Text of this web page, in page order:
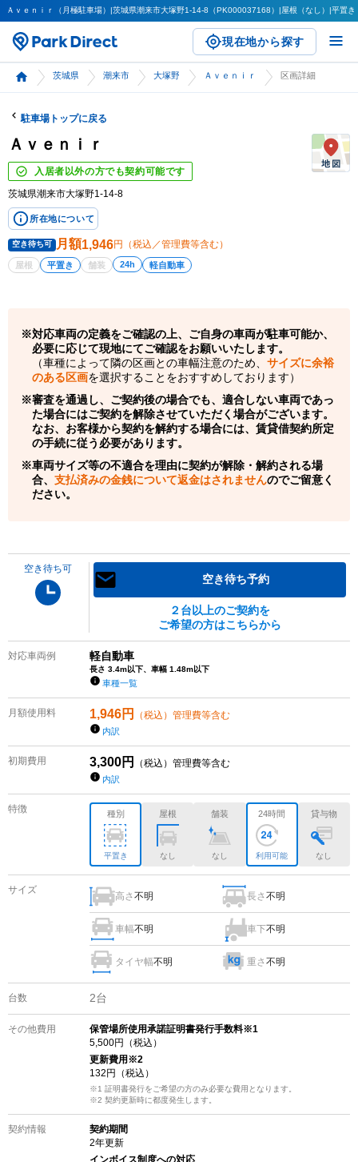
Ａｖｅｎｉｒ（月極駐車場）|茨城県潮来市大塚野1-14-8（PK000037168）|屋根（なし）|平置
現在地から探す
茨城県 潮来市 大塚野 Ａｖｅｎｉｒ 区画詳細
駐車場トップに戻る
Ａｖｅｎｉｒ
入居者以外の方でも契約可能です
茨城県潮来市大塚野1-14-8
所在地について
空き待ち可 月額1,946円（税込／管理費等含む）
屋根 平置き 舗装 24h 軽自動車
対応車両の定義をご確認の上、ご自身の車両が駐車可能か、
必要に応じて現地にてご確認をお願いいたします。
（車種によって隣の区画との車幅注意のため、 サイズに余裕
のある区画を選択することをおすすめしております）
審査を通過し、ご契約後の場合でも、適合しない車両であっ
た場合にはご契約を解除させていただく場合がございます。
なお、お客様から契約を解約する場合には、賃貸借契約所定
の手続に従う必要があります。
車両サイズ等の不適合を理由に契約が解除・解約される場
合、 支払済みの金銭について返金はされませんのでご留意く
ださい。
空き待ち可
空き待ち予約
２台以上のご契約を
ご希望の方はこちらから
対応車両例 軽自動車
長さ 3.4m以下、車幅 1.48m以下
車種一覧
月額使用料 1,946円 （税込）管理費等含む
内訳
初期費用 3,300円 （税込）管理費等含む
内訳
特徴 種別
平置き
屋根
なし
舗装
なし
24時間
利用可能
貸与物
なし
サイズ
高さ不明 長さ不明
車幅不明 車下不明
タイヤ幅不明 重さ不明
台数 2台
その他費用
保管場所使用承諾証明書発行手数料※1
5,500円（税込）
更新費用 ※2
132 円（税込）
※1 証明書発行をご希望の方のみ必要な費用となります。
※2 契約更新時に都度発生します。
契約情報
契約期間
2年更新
インボイス制度への対応